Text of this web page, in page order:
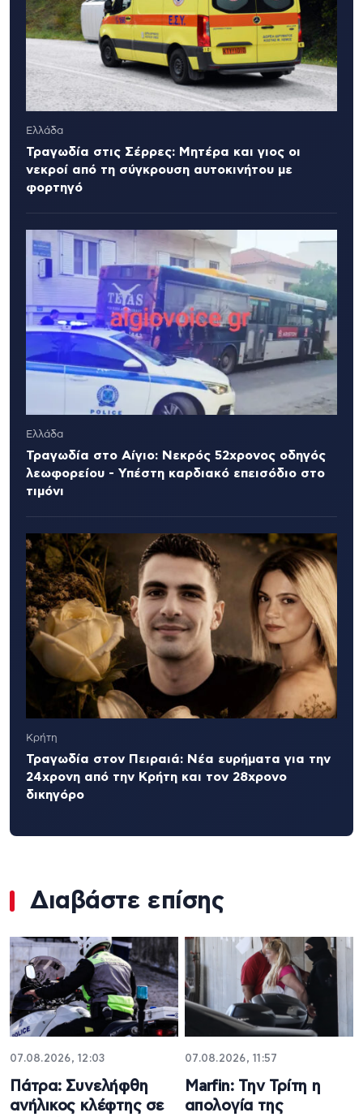
Ελλάδα
Τραγωδία στις Σέρρες: Μητέρα και γιος οι
νεκροί από τη σύγκρουση αυτοκινήτου με
φορτηγό
Ελλάδα
Τραγωδία στο Αίγιο: Νεκρός 52χρονος οδηγός
λεωφορείου - Υπέστη καρδιακό επεισόδιο στο
τιμόνι
Κρήτη
Τραγωδία στον Πειραιά: Νέα ευρήματα για την
24χρονη από την Κρήτη και τον 28χρονο
δικηγόρο
Διαβάστε επίσης
07.08.2026, 12:03
Πάτρα: Συνελήφθη
ανήλικος κλέφτης σε
07.08.2026, 11:57
Marfin: Την Τρίτη η
απολογία της